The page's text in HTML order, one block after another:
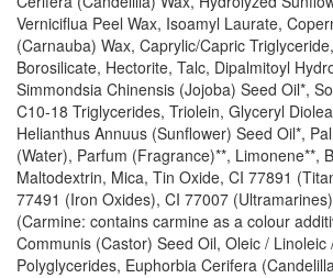
Verniciflua Peel Wax, Isoamyl Laurate,
(Carnauba) Wax, Caprylic/Capric
Borosilicate, Hectorite, Talc, Dipalmitoyl
Simmondsia Chinensis (Jojoba) Seed Oil*,
C10-18 Triglycerides, Triolein, Glyceryl
Helianthus Annuus (Sunflower) Seed Oil*,
(Water), Parfum (Fragrance)**, Limonene**,
Maltodextrin, Mica, Tin Oxide, CI 77891
77491 (Iron Oxides), CI 77007
(Carmine: contains carmine as a colour
Communis (Castor) Seed Oil, Oleic / Linoleic
Polyglycerides, Euphorbia Cerifera